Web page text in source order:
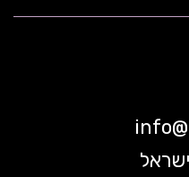
info@